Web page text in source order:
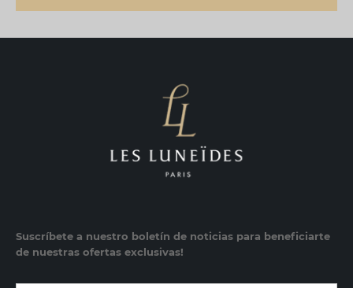
Suscríbete a nuestro boletín de noticias para beneficiarte
de nuestras ofertas exclusivas!